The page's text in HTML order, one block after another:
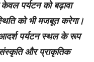
पर्यटन को बढ़ावा
को भी मजबूत करेगा।
पर्यटन स्थल के रूप
और प्राकृतिक